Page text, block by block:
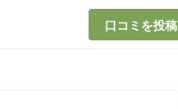
口コミを投稿